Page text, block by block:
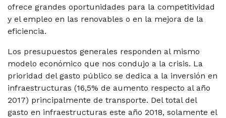
ofrece grandes oportunidades para la competitividad
y el empleo en las renovables o en la mejora de la
eficiencia.
Los presupuestos generales responden al mismo
modelo económico que nos condujo a la crisis. La
prioridad del gasto público se dedica a la inversión en
infraestructuras (16,5% de aumento respecto al año
2017) principalmente de transporte. Del total del
gasto en infraestructuras este año 2018, solamente el